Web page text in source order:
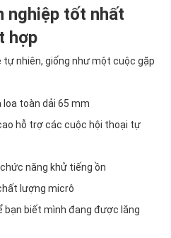
nghiệp tốt nhất
hợp
tự nhiên, giống như một cuộc gặp
loa toàn dải 65 mm
hỗ trợ các cuộc hội thoại tự
năng khử tiếng ồn
lượng micrô
bạn biết mình đang được lắng